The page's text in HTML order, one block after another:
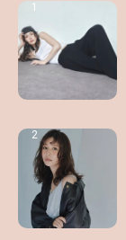
1
2
1
2
1
2